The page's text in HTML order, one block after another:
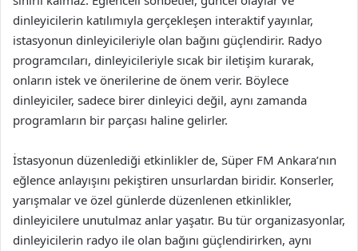
dinleyicilerin katılımıyla gerçekleşen interaktif yayınlar,
istasyonun dinleyicileriyle olan bağını güçlendirir. Radyo
programcıları, dinleyicileriyle sıcak bir iletişim kurarak,
onların istek ve önerilerine de önem verir. Böylece
dinleyiciler, sadece birer dinleyici değil, aynı zamanda
programların bir parçası haline gelirler.
İstasyonun düzenlediği etkinlikler de, Süper FM Ankara’nın
eğlence anlayışını pekiştiren unsurlardan biridir. Konserler,
yarışmalar ve özel günlerde düzenlenen etkinlikler,
dinleyicilere unutulmaz anlar yaşatır. Bu tür organizasyonlar,
dinleyicilerin radyo ile olan bağını güçlendirirken, aynı